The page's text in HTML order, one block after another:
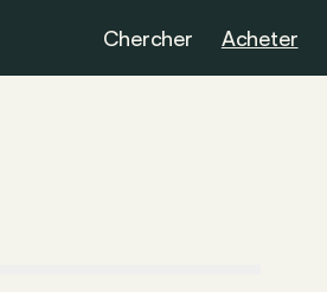
Chercher Acheter